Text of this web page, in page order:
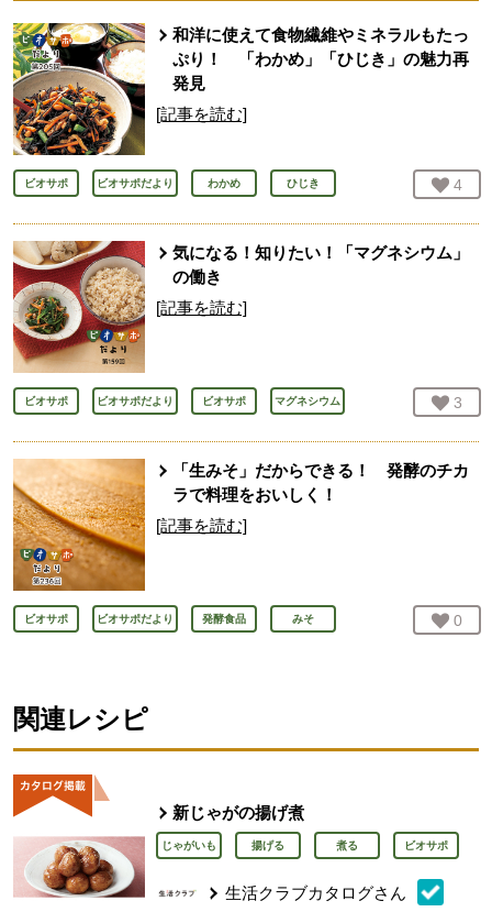
和洋に使えて食物繊維やミネラルもたっ
ぷり！ 「わかめ」「ひじき」の魅力再
発見
[記事を読む]
ビオサポ ビオサポだより わかめ ひじき お気
4
気になる！知りたい！「マグネシウム」
の働き
[記事を読む]
ビオサポ ビオサポだより ビオサポ マグネシウム お気
3
「生みそ」だからできる！ 発酵のチカ
ラで料理をおいしく！
[記事を読む]
ビオサポ ビオサポだより 発酵食品 みそ お気
0
関連レシピ
新じゃがの揚げ煮
じゃがいも 揚げる 煮る ビオサポ
生活クラブカタログさん